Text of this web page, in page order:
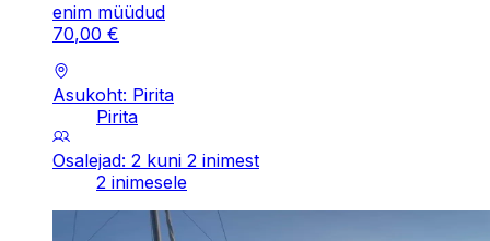
enim müüdud
70,00 €
Asukoht: Pirita
Pirita
Osalejad: 2 kuni 2 inimest
2 inimesele